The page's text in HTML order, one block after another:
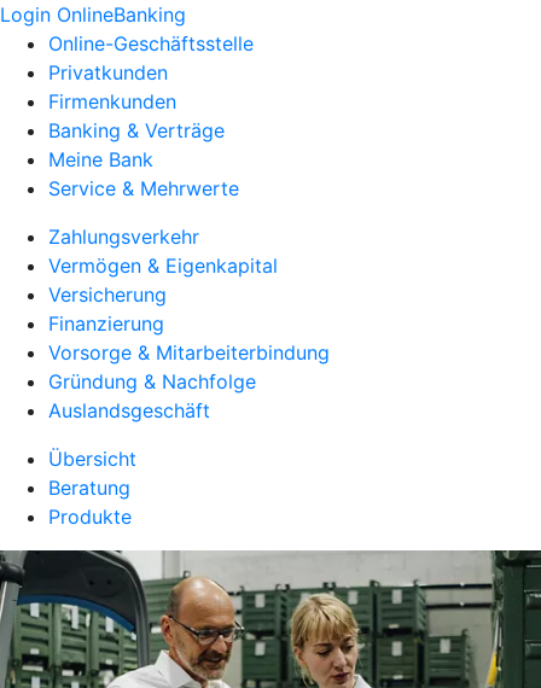
Login OnlineBanking
Online-Geschäftsstelle
Privatkunden
Firmenkunden
Banking & Verträge
Meine Bank
Service & Mehrwerte
Zahlungsverkehr
Vermögen & Eigenkapital
Versicherung
Finanzierung
Vorsorge & Mitarbeiterbindung
Gründung & Nachfolge
Auslandsgeschäft
Übersicht
Beratung
Produkte